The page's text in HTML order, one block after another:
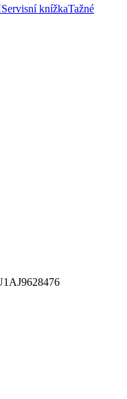
Servisní knížkaTažné